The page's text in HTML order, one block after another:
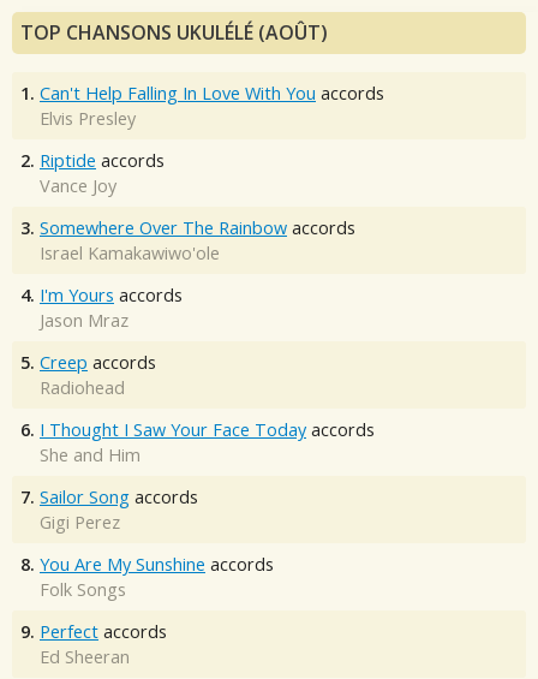
TOP CHANSONS UKULÉLÉ (AOÛT)
1. Can't Help Falling In Love With You accords
Elvis Presley
2. Riptide accords
Vance Joy
3. Somewhere Over The Rainbow accords
Israel Kamakawiwo'ole
4. I'm Yours accords
Jason Mraz
5. Creep accords
Radiohead
6. I Thought I Saw Your Face Today accords
She and Him
7. Sailor Song accords
Gigi Perez
8. You Are My Sunshine accords
Folk Songs
9. Perfect accords
Ed Sheeran